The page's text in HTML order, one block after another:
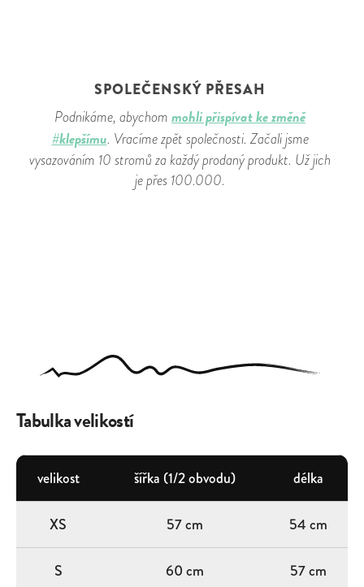
SPOLEČENSKÝ PŘESAH
Podnikáme, abychom mohli přispívat ke změně
#klepšímu. Vracíme zpět společnosti. Začali jsme
vysazováním 10 stromů za každý prodaný produkt. Už jich
je přes 100.000.
Tabulka velikostí
velikost šířka (1/2 obvodu) délka
XS 57 cm 54 cm
S 60 cm 57 cm